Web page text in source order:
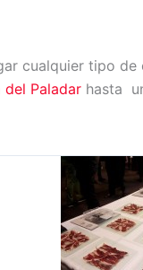
cualquier tipo
del Paladar hasta